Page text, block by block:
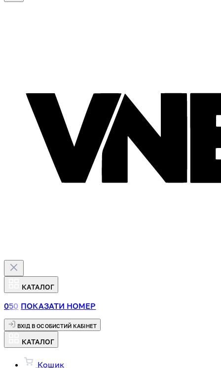
КАТАЛОГ
050 ПОКАЗАТИ НОМЕР
ВХІД В ОСОБИСТИЙ КАБІНЕТ
КАТАЛОГ
Кошик